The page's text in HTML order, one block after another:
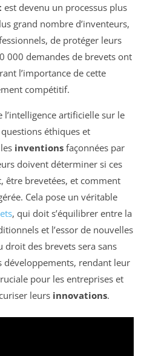
est devenu un processus plus
grand nombre d’inventeurs,
de protéger leurs
000 demandes de brevets ont
l’importance de cette
compétitif.
l’intelligence artificielle sur le
éthiques et
inventions façonnées par
doivent déterminer si ces
être brevetées, et comment
Cela pose un véritable
, qui doit s’équilibrer entre la
et l’essor de nouvelles
droit des brevets sera sans
développements, rendant leur
pour les entreprises et
leurs innovations.